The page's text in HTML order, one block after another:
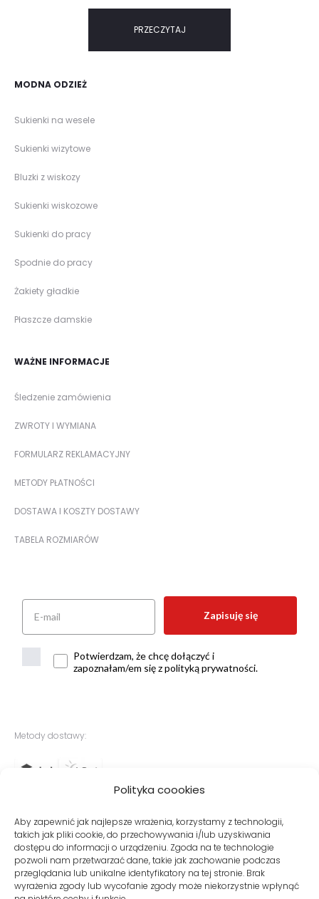
Polityka coookies
Aby zapewnić jak najlepsze wrażenia, korzystamy z technologii,
takich jak pliki cookie, do przechowywania i/lub uzyskiwania
dostępu do informacji o urządzeniu. Zgoda na te technologie
pozwoli nam przetwarzać dane, takie jak zachowanie podczas
przeglądania lub unikalne identyfikatory na tej stronie. Brak
wyrażenia zgody lub wycofanie zgody może niekorzystnie wpłynąć
PRZECZYTAJ
MODNA ODZIEŻ
Sukienki na wesele
Sukienki wizytowe
Bluzki z wiskozy
Sukienki wiskozowe
Sukienki do pracy
Spodnie do pracy
Żakiety gładkie
Płaszcze damskie
WAŻNE INFORMACJE
Śledzenie zamówienia
ZWROTY I WYMIANA
FORMULARZ REKLAMACYJNY
METODY PŁATNOŚCI
DOSTAWA I KOSZTY DOSTAWY
TABELA ROZMIARÓW
Zapisuję się
Potwierdzam, że chcę dołączyć i
zapoznałam/em się z polityką prywatności.
Metody dostawy: